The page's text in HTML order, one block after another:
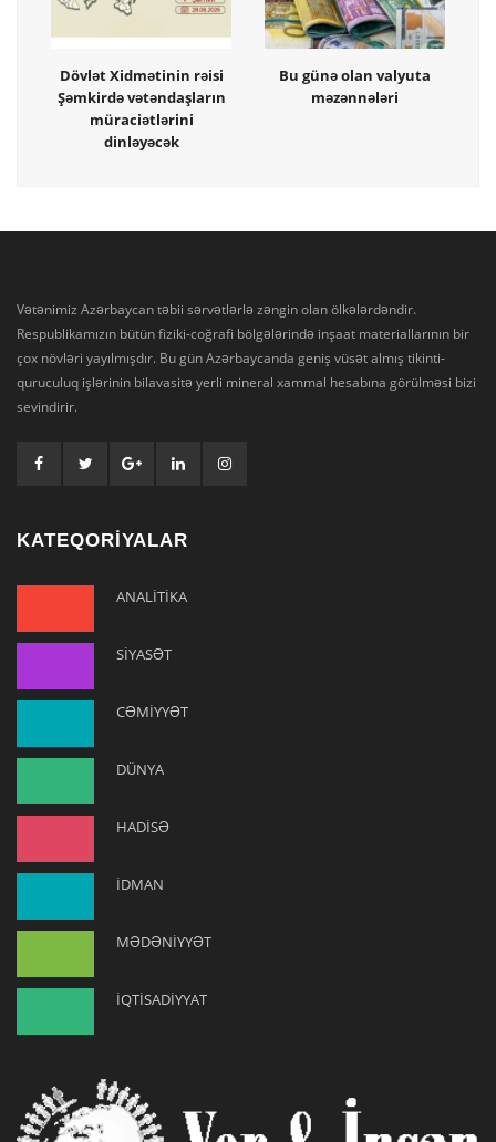
Dövlət Xidmətinin rəisi
Şəmkirdə vətəndaşların
müraciətlərini
dinləyəcək
Bu günə olan valyuta
məzənnələri
Vətənimiz Azərbaycan təbii sərvətlərlə zəngin olan ölkələrdəndir.
Respublikamızın bütün fiziki-coğrafi bölgələrində inşaat materiallarının bir
çox növləri yayılmışdır. Bu gün Azərbaycanda geniş vüsət almış tikinti-
quruculuq işlərinin bilavasitə yerli mineral xammal hesabına görülməsi bizi
sevindirir.
KATEQORİYALAR
ANALİTİKA
SİYASƏT
CƏMİYYƏT
DÜNYA
HADİSƏ
İDMAN
MƏDƏNİYYƏT
İQTİSADİYYAT